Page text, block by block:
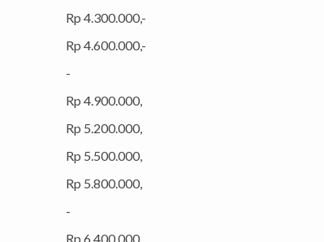
Rp 4.300.000,-
Rp 4.600.000,-
-
Rp 4.900.000,
Rp 5.200.000,
Rp 5.500.000,
Rp 5.800.000,
-
Rp 6.400.000,